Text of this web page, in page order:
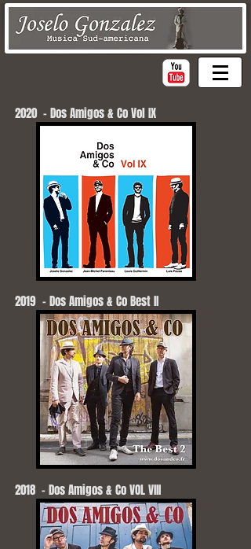
2020 - Dos Amigos & Co Vol IX
2019 - Dos Amigos & Co Best II
2018 - Dos Amigos & Co VOL VIII